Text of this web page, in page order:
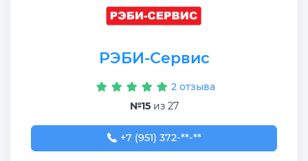
РЭБИ-Сервис
2 отзыва
№15из 27
+7 (951) 372-26-14
+7 (951) 372-**-**